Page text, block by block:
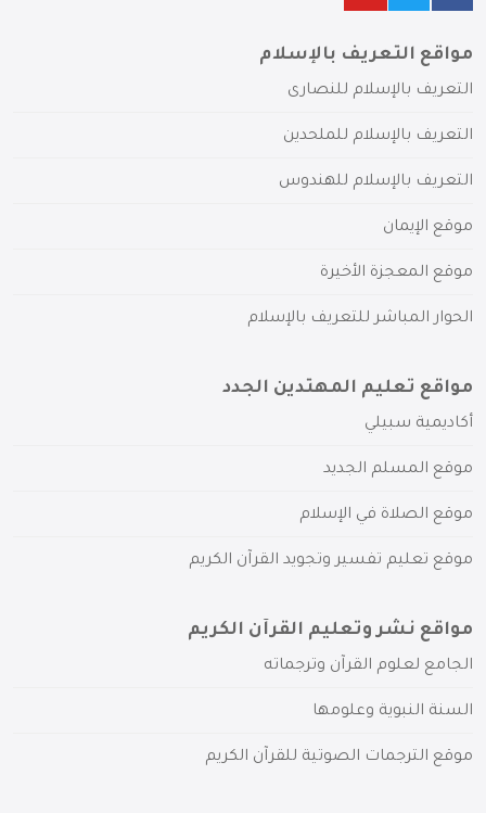
مواقع التعريف بالإسلام
التعريف بالإسلام للنصارى
التعريف بالإسلام للملحدين
التعريف بالإسلام للهندوس
موقع الإيمان
موقع المعجزة الأخيرة
الحوار المباشر للتعريف بالإسلام
مواقع تعليم المهتدين الجدد
أكاديمية سبيلي
موقع المسلم الجديد
موقع الصلاة في الإسلام
موقع تعليم تفسير وتجويد القرآن الكريم
مواقع نشر وتعليم القرآن الكريم
الجامع لعلوم القرآن وترجماته
السنة النبوية وعلومها
موقع الترجمات الصوتية للقرآن الكريم